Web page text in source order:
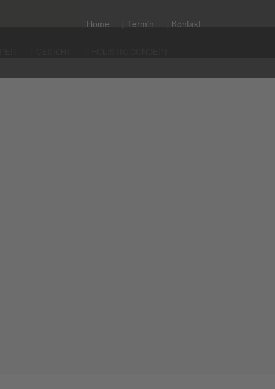
Home Termin Kontakt